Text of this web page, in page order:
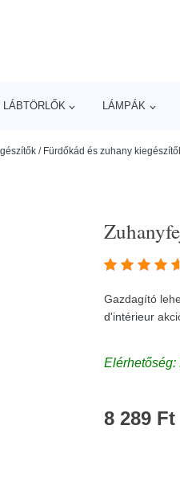
LÁMPÁK
/ Fürdőkád és zuhany
Gazdagító
d'intérieur
Elérhetőség:
8 289 Ft